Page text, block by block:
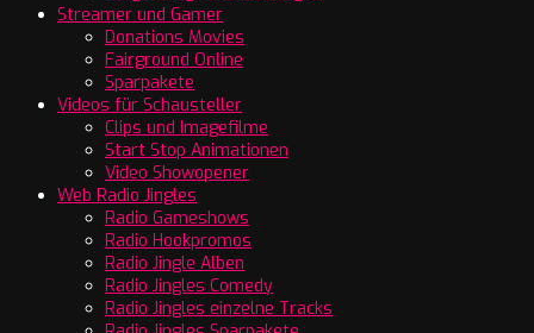
Streamer und Gamer
Donations Movies
Fairground Online
Sparpakete
Videos für Schausteller
Clips und Imagefilme
Start Stop Animationen
Video Showopener
Web Radio Jingles
Radio Gameshows
Radio Hookpromos
Radio Jingle Alben
Radio Jingles Comedy
Radio Jingles einzelne Tracks